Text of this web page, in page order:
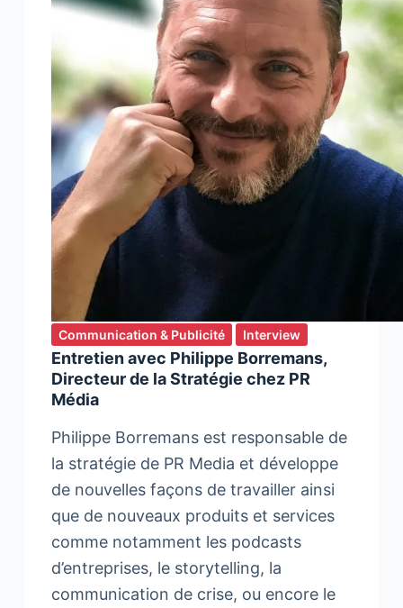
Communication & Publicité Interview
Entretien avec Philippe Borremans,
Directeur de la Stratégie chez PR
Média
Philippe Borremans est responsable de
la stratégie de PR Media et développe
de nouvelles façons de travailler ainsi
que de nouveaux produits et services
comme notamment les podcasts
d’entreprises, le storytelling, la
communication de crise, ou encore le